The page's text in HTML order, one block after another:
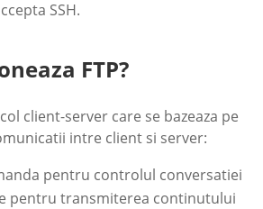
SSH.
FTP?
client-server care se bazeaza pe
intre client si server:
pentru controlul conversatiei
pentru transmiterea continutului